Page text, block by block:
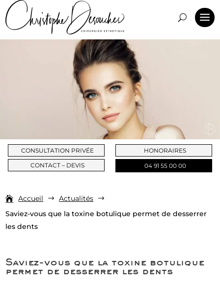
CONSULTATION PRIVÉE
CONTACT – DEVIS
HONORAIRES
04 91 55 00 00
Accueil $ Actualités $
Saviez-vous que la toxine botulique permet de desserrer
les dents
Saviez-vous que la toxine botulique
permet de desserrer les dents